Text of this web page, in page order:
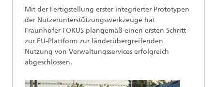
Mit der Fertigstellung erster integrierter Prototypen
der Nutzerunterstützungswerkzeuge hat
Fraunhofer FOKUS plangemäß einen ersten Schritt
zur EU-Plattform zur länderübergreifenden
Nutzung von Verwaltungsservices erfolgreich
abgeschlossen.